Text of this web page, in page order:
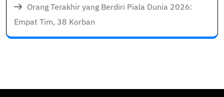
Orang Terakhir yang Berdiri Piala Dunia 2026:
Empat Tim, 38 Korban